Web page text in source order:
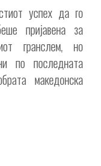
успех да го
пријавена за
гранслем, но
по последната
македонска